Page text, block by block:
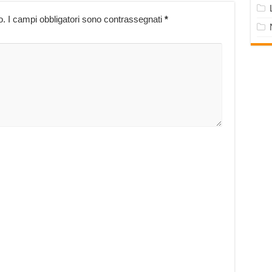
I campi obbligatori sono contrassegnati *